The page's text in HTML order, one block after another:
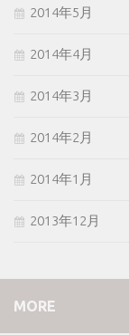
2014年5月
2014年4月
2014年3月
2014年2月
2014年1月
2013年12月
MORE